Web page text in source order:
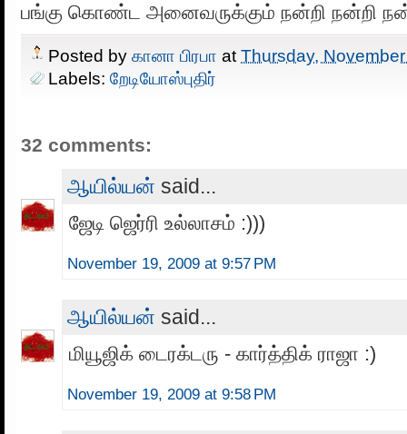
பங்கு கொண்ட அனைவருக்கும் நன்றி நன்றி
Posted by கானா பிரபா at Thursday,
Labels: றேடியோஸ்புதிர்
32 comments:
ஆயில்யன் said...
ஜேடி ஜெர்ரி உல்லாசம் :)))
November 19, 2009 at 9:57 PM
ஆயில்யன் said...
மியூஜிக் டைரக்டரு - கார்த்திக் ராஜா :)
November 19, 2009 at 9:58 PM